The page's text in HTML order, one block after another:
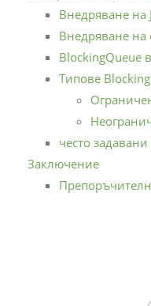
Внедряване на
Внедряване на
BlockingQueue
Типове
често
Заключение